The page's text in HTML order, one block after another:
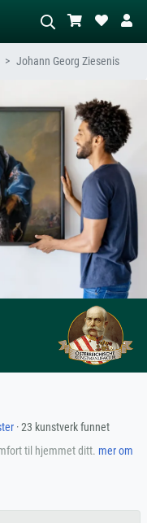
scenen – for eksempel grønn
med mye rødt, mørkt
stående akt ved et tre.
Johann Georg Ziesenis
· 23 kunstverk funnet
til hjemmet ditt. mer om